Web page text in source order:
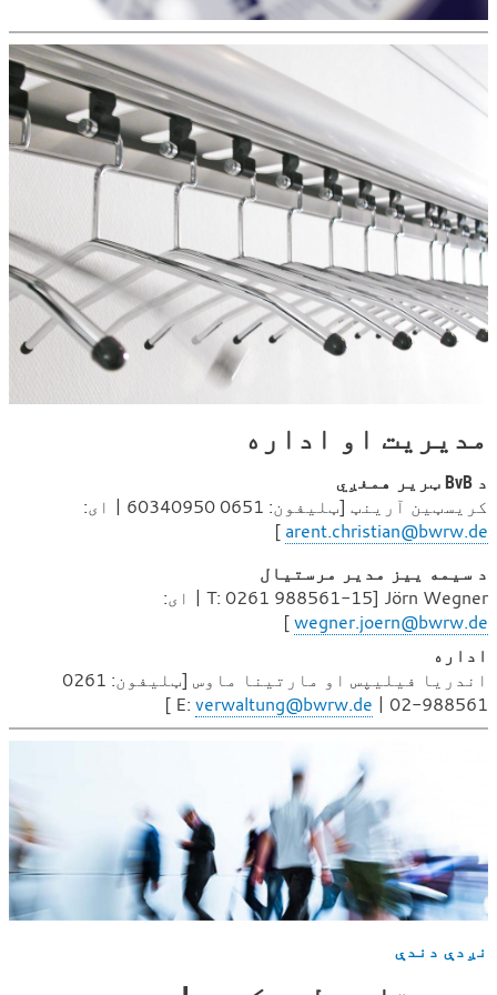
مدیریت او اداره
د BvB ټریر همغږي
کریسټین آرینټ [ټلیفون: 0651 60340950 | ای:
arent.christian@bwrw.de
]
د سیمه ییز مدیر مرستیال
Jörn Wegner [T: 0261 988561-15 | ای:
wegner.joern@bwrw.de
]
اداره
اندریا فیلیپس او مارتینا ماوس [ټلیفون: 0261
988561-02 | E:
verwaltung@bwrw.de
]
نږدې دندې